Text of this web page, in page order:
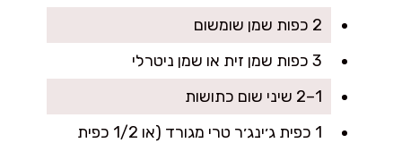
2 כפות שמן שומשום
3 כפות שמן זית או שמן ניטרלי
1–2 שיני שום כתושות
1 כפית ג׳ינג׳ר טרי מגורד (או 1/2 כפית